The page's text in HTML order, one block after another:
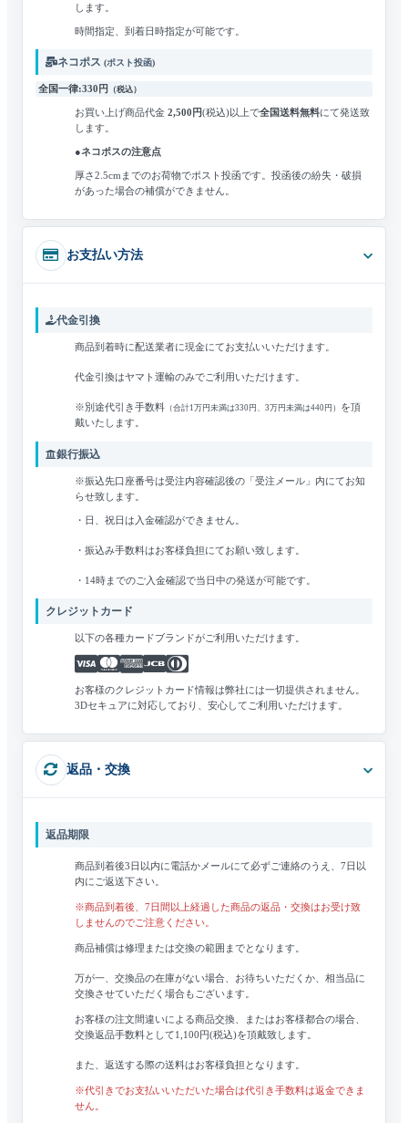
します。
時間指定、到着日時指定が可能です。
ネコポス(ポスト投函)
全国一律:330円 （税込）
お買い上げ商品代金 2,500円(税込)以上で全国送料無料にて発送致
します。
●ネコポスの注意点
厚さ2.5cmまでのお荷物でポスト投函です。 投函後の紛失・破損
があった場合の補償ができません。
お支払い方法
代金引換
商品到着時に配送業者に現金にてお支払いいただけます。
代金引換はヤマト運輸のみでご利用いただけます。
※別途代引き手数料（合計1万円未満は330円、3万円未満は440円） を頂
戴いたします。
銀行振込
※振込先口座番号は受注内容確認後の「受注メール」内にてお知
らせ致します。
・日、祝日は入金確認ができません。
・振込み手数料はお客様負担にてお願い致します。
・14時までのご入金確認で当日中の発送が可能です。
クレジットカード
以下の各種カードブランドがご利用いただけます。
お客様のクレジットカード情報は弊社には一切提供されません。
3Dセキュアに対応しており、安心してご利用いただけます。
返品・交換
返品期限
商品到着後3日以内に電話かメールにて必ずご連絡のうえ、7日以
内にご返送下さい。
※商品到着後、7日間以上経過した商品の返品・交換はお受け致
しませんのでご注意ください。
商品補償は修理または交換の範囲までとなります。
万が一、交換品の在庫がない場合、お待ちいただくか、相当品に
交換させていただく場合もございます。
お客様の注文間違いによる商品交換、またはお客様都合の場合、
交換返品手数料として1,100円(税込)を頂戴致します。
また、返送する際の送料はお客様負担となります。
※代引きでお支払いいただいた場合は代引き手数料は返金できま
せん。